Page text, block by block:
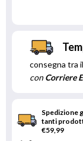
consegna tra il
conCorriere
Spedizione
tanti
€59,99